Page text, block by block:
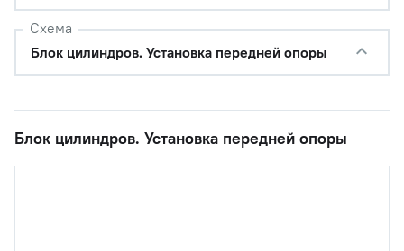
Схема
Блок цилиндров. Установка передней опоры
Блок цилиндров. Установка передней опоры